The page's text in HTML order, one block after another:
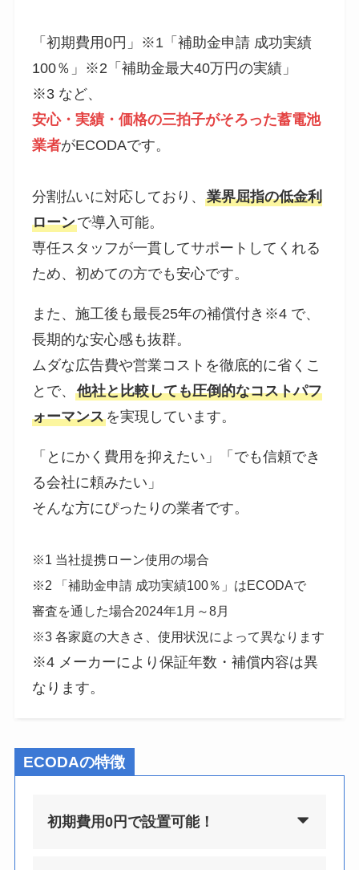
「初期費用0円」※1「補助金申請 成功実績
100％」※2「補助金最大40万円の実績」
※3 など、
安心・実績・価格の三拍子がそろった蓄電池
業者がECODAです。
分割払いに対応しており、業界屈指の低金利
ローンで導入可能。
専任スタッフが一貫してサポートしてくれる
ため、初めての方でも安心です。
また、施工後も最長25年の補償付き※4 で、
長期的な安心感も抜群。
ムダな広告費や営業コストを徹底的に省くこ
とで、他社と比較しても圧倒的なコストパフ
ォーマンスを実現しています。
「とにかく費用を抑えたい」「でも信頼でき
る会社に頼みたい」
そんな方にぴったりの業者です。
※1 当社提携ローン使用の場合
※2 「補助金申請 成功実績100％」はECODAで
審査を通した場合2024年1月～8月
※3 各家庭の大きさ、使用状況によって異なります
※4 メーカーにより保証年数・補償内容は異
なります。
ECODAの特徴
初期費用0円で設置可能！